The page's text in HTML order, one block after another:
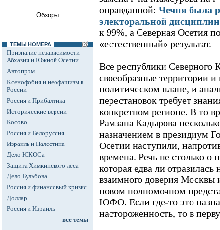
Обзоры
ТЕМЫ НОМЕРА
Признание независимости
Абхазии и Южной Осетии
Автопром
Ксенофобия и неофашизм в
России
Россия и Прибалтика
Исторические версии
Косово
Россия и Белоруссия
Израиль и Палестина
Дело ЮКОСа
Защита Химкинского леса
Дело Бульбова
Россия и финансовый кризис
Доллар
Россия и Израиль
все темы
оправданной: Чечня была
электоральной
к 99%, а Северная Осетия
«естественный» результат.
Все республики Северного
своеобразные территории и
политическом плане, и
перестановок требует
конкретном регионе. В то
Рамзана Кадырова
назначением в президиум
Осетии наступили,
времена. Речь не столько о
которая едва ли
взаимного доверия Москвы
новом полномочном
ЮФО. Если где-то это
настороженность, то в